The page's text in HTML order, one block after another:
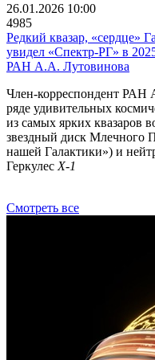
26.01.2026 10:00
4985
Редкий квазар, «сердце»
увидел «Спектр-РГ» в
РАН А.А. Лутовинова
Член-корреспондент РАН
ряде удивительных
из самых ярких квазаров
звездный диск Млечного
нашей Галактики») и
Геркулес X-1
Смотреть все